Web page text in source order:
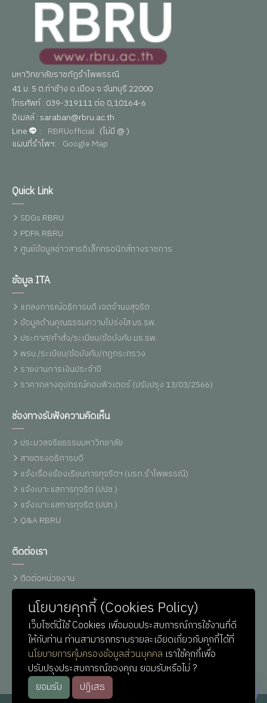
มหาวิทยาลัยราชภัฏรำไพพรรณี
41 ม. 5 ต.ท่าช้าง อ.เมือง จ.จันทบุรี 22000
โทรศัพท์ : 039-319111 ต่อ 0,10164-6
อีเมลล์ : saraban@rbru.ac.th
Line
: RBRUofficial (ไม่มี @ )
แผนที่รำไพฯ: Google Map
Quick Link
SDGs RBRU
PDPA RBRU
ศูนย์ข้อมูลข่าวสารอิเล็กทรอนิกส์ทางราชการ
ข้อมูล ITA
แถลงการณ์อธิการบดี เจตจำนงสุจริต
ข้อมูลด้านคุณธรรมความโปร่งใส มร.รพ.
ประกาศ/คำสั่ง/ระเบียบ/ข้อบังคับ มร.รพ.
พรบ./ระเบียบ/ข้อบังคับ/กฏกระทรวง
รายงานการเงินประจำปี
ราคากลางอุปกรณ์คอมพิวเตอร์ (ปรับปรุง 13/03/2566)
ช่องทางรับฟังความคิดเห็น
ประมวลจริยธรรมมหาวิทยาลัย
สายตรงอธิการบดี
แจ้งเรื่องร้องเรียนการทุจริตฯ (มรภ.รำไพพรรณี)
แจ้งเบาะแสการทุจริต (ปปช.)
แจ้งเบาะแสการทุจริต (ปปท.)
Q&A RBRU
ติดต่อเรา
ติดต่อหน่วยงาน
แผนที่รำไพฯ
ติดต่อ ม.รำไพพรรณี (Line)
ติดต่อ IT-Support
หน่วยประชาสัมพันธ์
นโยบายคุกกี้ (Cookies Policy)
เว็บไซต์นี้ใช้ Cookies เพื่อมอบประสบการณ์การใช้งานที่ดี
ให้กับท่าน ท่านสามารถทราบรายละเอียดเกี่ยวกับคุกกี้ได้ที่
นโยบายการคุ้มครองข้อมูลส่วนบุคคล เราใช้คุกกี้เพื่อ
ปรับปรุงประสบการณ์ของคุณ ยอมรับหรือไม่ ?
ยอมรับ
ปฏิเสธ